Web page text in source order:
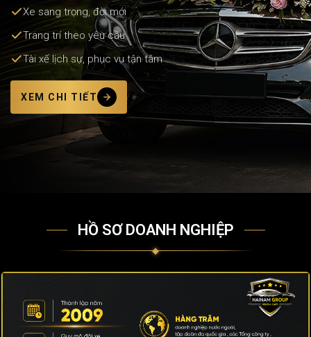
Xe sang trọng, đời mới
Trang trí theo yêu cầu
Tài xế lịch sự, phục vụ tận tâm
XEM CHI TIẾT
HỒ SƠ DOANH NGHIỆP